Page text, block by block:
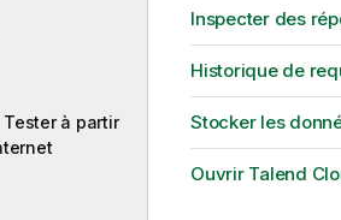
Tester à partir
Inspecter des
Historique de
Stocker les
Ouvrir Talend